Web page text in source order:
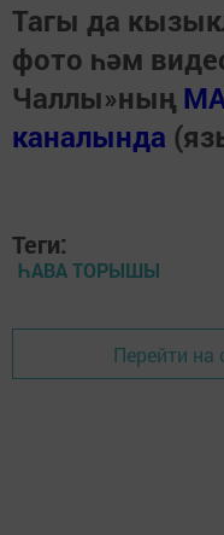
Тагы да
фото һәм
Чаллы»ның
каналында
Теги:
ҺАВА ТОРЫШЫ
Перейти на